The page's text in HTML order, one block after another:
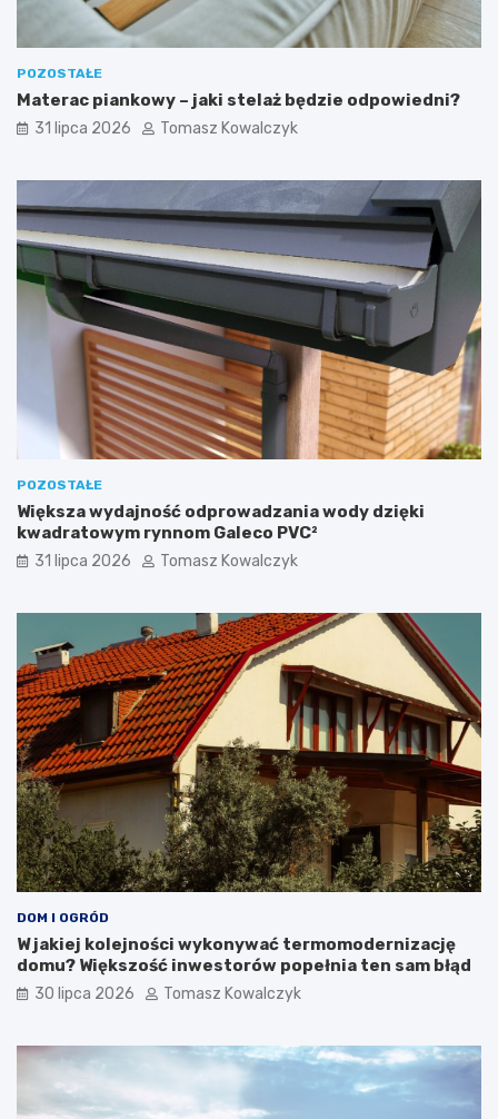
POZOSTAŁE
Materac piankowy – jaki stelaż będzie odpowiedni?
31 lipca 2026 Tomasz Kowalczyk
POZOSTAŁE
Większa wydajność odprowadzania wody dzięki
kwadratowym rynnom Galeco PVC²
31 lipca 2026 Tomasz Kowalczyk
DOM I OGRÓD
W jakiej kolejności wykonywać termomodernizację
domu? Większość inwestorów popełnia ten sam błąd
30 lipca 2026 Tomasz Kowalczyk